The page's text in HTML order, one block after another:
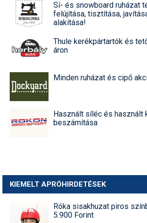
Sí- és snowboard ruházat
felújítása, tisztítása,
alakítása!
Thule kerékpártartók és
áron
Minden ruházat és cipő
Használt síléc és használt
beszámítása
KIEMELT APRÓHIRDETÉSEK
Róka sisakhuzat piros
5.900 Forint